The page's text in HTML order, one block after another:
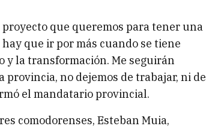
que queremos para tener una
que ir por más cuando se tiene
y la transformación. Me seguirán
no dejemos de trabajar, ni de
el mandatario provincial.
comodorenses, Esteban Muia,